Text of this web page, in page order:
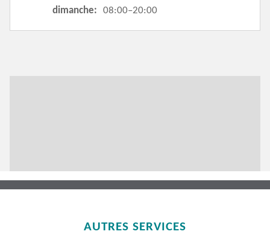
dimanche:
08:00–20:00
AUTRES SERVICES